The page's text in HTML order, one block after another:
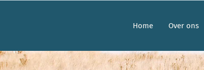
Home Over ons